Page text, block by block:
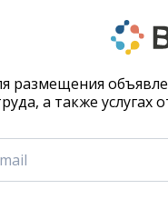
размещения
а также услугах